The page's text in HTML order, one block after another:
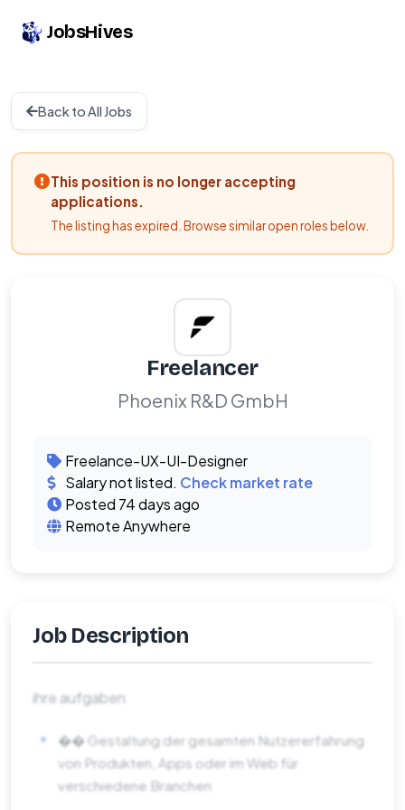
JobsHives
Back to All Jobs
This position is no longer accepting
applications.
The listing has expired. Browse similar open roles below.
Freelancer
Phoenix R&D GmbH
Freelance-UX-UI-Designer
Salary not listed. Check market rate
Posted 74 days ago
Remote Anywhere
Job Description
ihre aufgaben
�� Gestaltung der gesamten Nutzererfahrung
von Produkten, Apps oder im Web für
verschiedene Branchen